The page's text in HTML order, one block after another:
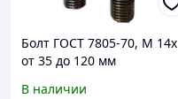
Болт ГОСТ 7805-70, М 14х
от 35 до 120 мм
В наличии